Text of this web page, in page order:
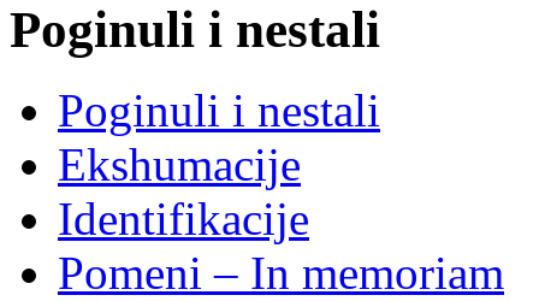
Poginuli i nestali
Poginuli i nestali
Ekshumacije
Identifikacije
Pomeni – In memoriam